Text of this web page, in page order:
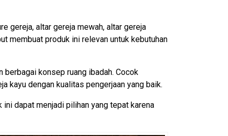
gereja, altar gereja mewah, altar gereja
membuat produk ini relevan untuk kebutuhan
konsep ruang ibadah. Cocok
kayu dengan kualitas pengerjaan yang baik.
dapat menjadi pilihan yang tepat karena